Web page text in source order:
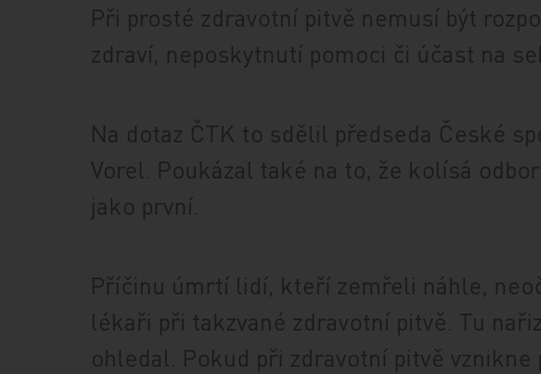
Při prosté zdravotní pitvě nemusí být
zdraví, neposkytnutí pomoci či účast na
Na dotaz ČTK to sdělil předseda České
Vorel. Poukázal také na to, že kolísá
jako první.
Příčinu úmrtí lidí, kteří zemřeli náhle,
lékaři při takzvané zdravotní pitvě. Tu
ohledal. Pokud při zdravotní pitvě